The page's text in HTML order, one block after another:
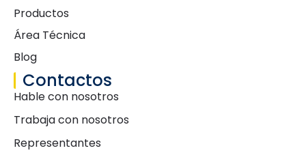
Productos
Área Técnica
Blog
Contactos
Hable con nosotros
Trabaja con nosotros
Representantes